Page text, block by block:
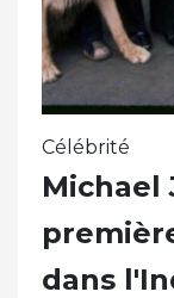
Célébrité
Michael
dans